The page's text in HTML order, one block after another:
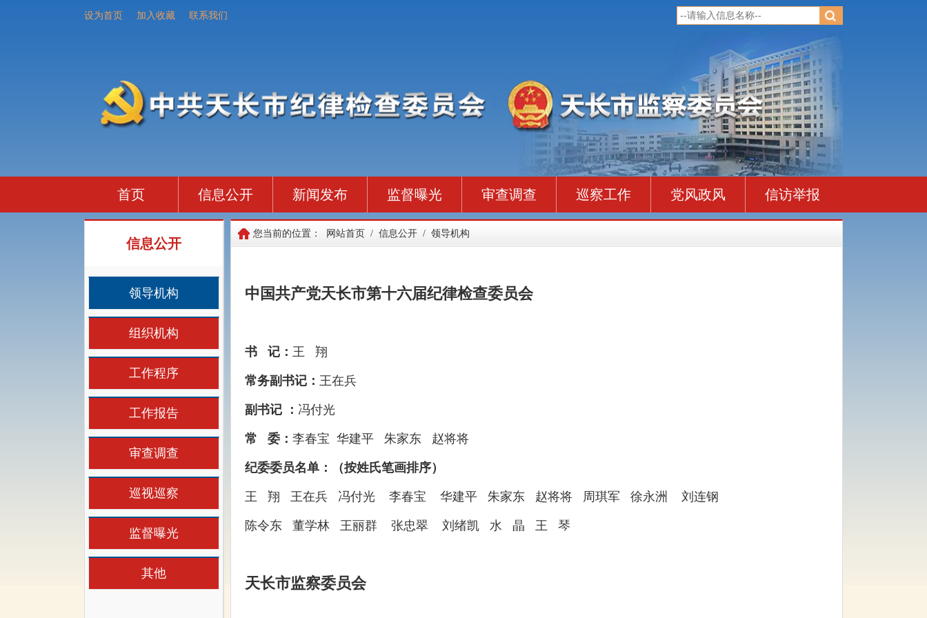
设为首页 加入收藏 联系我们
首页 信息公开 新闻发布 监督曝光 审查调查 巡察工作 党风政风 信访举报
信息公开
领导机构
组织机构
工作程序
工作报告
审查调查
巡视巡察
监督曝光
其他
您当前的位置： 网站首页 / 信息公开 / 领导机构
中国共产党天长市第十六届纪律检查委员会
书 记： 王 翔
常务副书记： 王在兵
副书记 ： 冯付光
常 委： 李春宝 华建平 朱家东 赵将将
纪委委员名单：（按姓氏笔画排序）
王 翔 王在兵 冯付光 李春宝 华建平 朱家东 赵将将 周琪军 徐永洲 刘连钢
陈令东 董学林 王丽群 张忠翠 刘绪凯 水 晶 王 琴
天长市监察委员会